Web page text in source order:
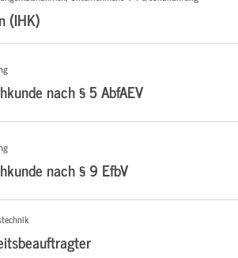
(IHK)
nach § 5 AbfAEV
nach § 9 EfbV